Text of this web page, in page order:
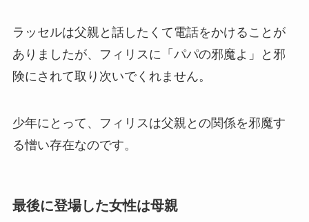
ラッセルは父親と話したくて電話をかけることが
ありましたが、フィリスに「パパの邪魔よ」と邪
険にされて取り次いでくれません。
少年にとって、フィリスは父親との関係を邪魔す
る憎い存在なのです。
最後に登場した女性は母親